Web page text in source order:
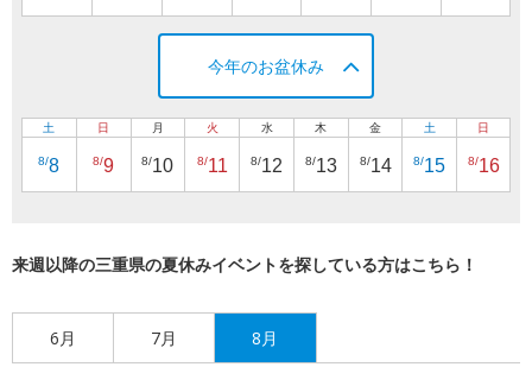
今年のお盆休み
土
8/8
日
8/9
月
8/10
火
8/11
水
8/12
木
8/13
金
8/14
土
8/15
日
8/16
来週以降の三重県の夏休みイベントを探している方はこちら！
6月 7月 8月